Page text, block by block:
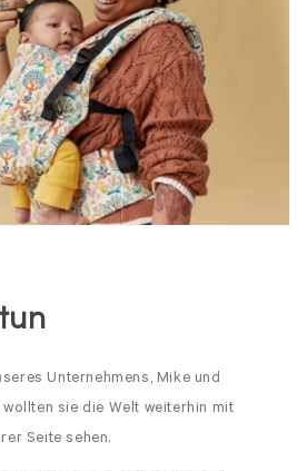
Unternehmens, Mike und
wollten sie die Welt weiterhin mit
Seite sehen.